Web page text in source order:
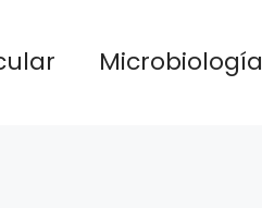
Microbiología